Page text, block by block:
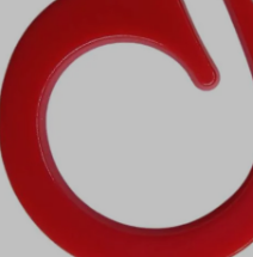
passamanaria
amigurumi